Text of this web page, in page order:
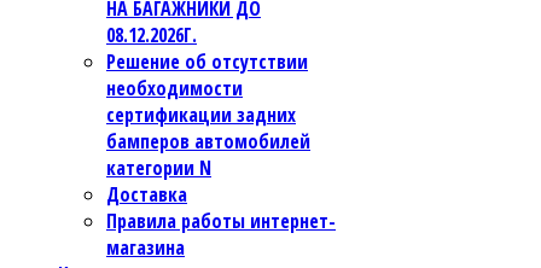
НА БАГАЖНИКИ ДО
08.12.2026Г.
Решение об отсутствии
необходимости
сертификации задних
бамперов автомобилей
категории N
Доставка
Правила работы интернет-
магазина